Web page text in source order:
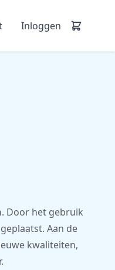
Inloggen
Door het gebruik
Aan de
kwaliteiten,